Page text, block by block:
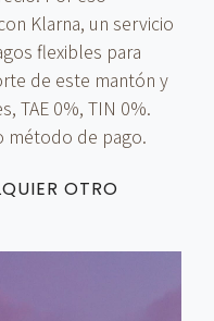
Klarna, un servicio
flexibles para
de este mantón y
TAE 0%, TIN 0%.
método de pago.
OTRO